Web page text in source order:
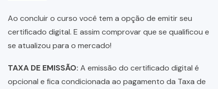
Ao concluir o curso você tem a opção de emitir seu
certificado digital. E assim comprovar que se qualificou e
se atualizou para o mercado!
TAXA DE EMISSÃO: A emissão do certificado digital é
opcional e fica condicionada ao pagamento da Taxa de